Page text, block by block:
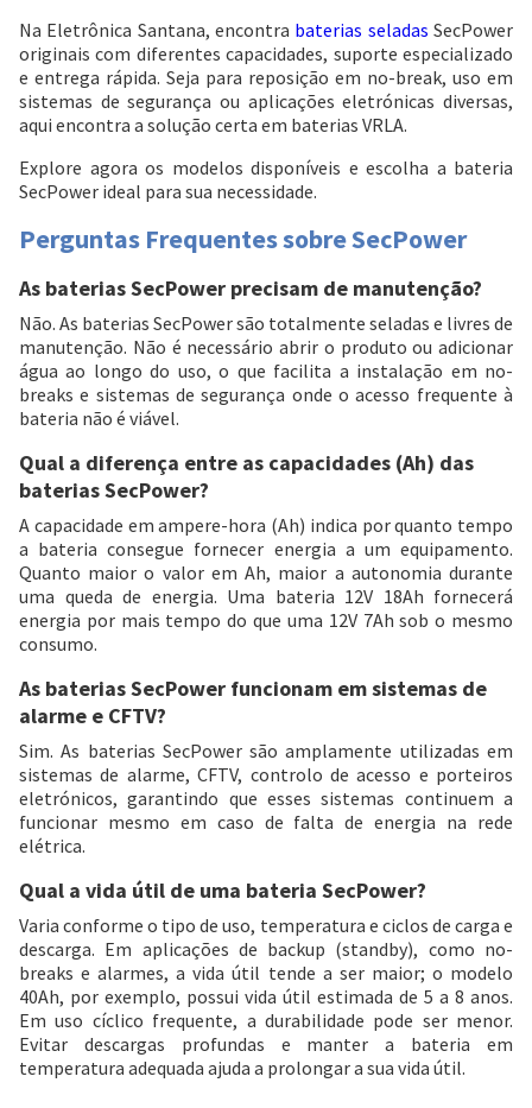
Na Eletrônica Santana, encontra baterias seladas SecPower
originais com diferentes capacidades, suporte especializado
e entrega rápida. Seja para reposição em no-break, uso em
sistemas de segurança ou aplicações eletrónicas diversas,
aqui encontra a solução certa em baterias VRLA.
Explore agora os modelos disponíveis e escolha a bateria
SecPower ideal para sua necessidade.
Perguntas Frequentes sobre SecPower
As baterias SecPower precisam de manutenção?
Não. As baterias SecPower são totalmente seladas e livres de
manutenção. Não é necessário abrir o produto ou adicionar
água ao longo do uso, o que facilita a instalação em no-
breaks e sistemas de segurança onde o acesso frequente à
bateria não é viável.
Qual a diferença entre as capacidades (Ah) das
baterias SecPower?
A capacidade em ampere-hora (Ah) indica por quanto tempo
a bateria consegue fornecer energia a um equipamento.
Quanto maior o valor em Ah, maior a autonomia durante
uma queda de energia. Uma bateria 12V 18Ah fornecerá
energia por mais tempo do que uma 12V 7Ah sob o mesmo
consumo.
As baterias SecPower funcionam em sistemas de
alarme e CFTV?
Sim. As baterias SecPower são amplamente utilizadas em
sistemas de alarme, CFTV, controlo de acesso e porteiros
eletrónicos, garantindo que esses sistemas continuem a
funcionar mesmo em caso de falta de energia na rede
elétrica.
Qual a vida útil de uma bateria SecPower?
Varia conforme o tipo de uso, temperatura e ciclos de carga e
descarga. Em aplicações de backup (standby), como no-
breaks e alarmes, a vida útil tende a ser maior; o modelo
40Ah, por exemplo, possui vida útil estimada de 5 a 8 anos.
Em uso cíclico frequente, a durabilidade pode ser menor.
Evitar descargas profundas e manter a bateria em
temperatura adequada ajuda a prolongar a sua vida útil.